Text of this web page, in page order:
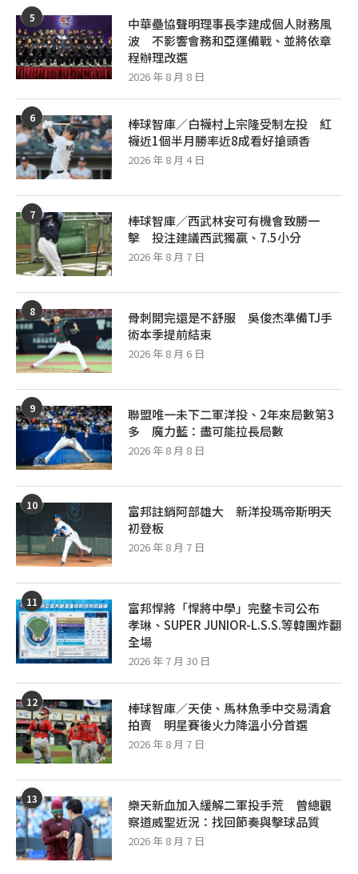
5
中華壘協聲明理事長李建成個人財務風
波 不影響會務和亞運備戰、並將依章
程辦理改選
2026 年 8 月 8 日
6
棒球智庫／白襪村上宗隆受制左投 紅
襪近1個半月勝率近8成看好搶頭香
2026 年 8 月 4 日
7
棒球智庫／西武林安可有機會致勝一
擊 投注建議西武獨贏、7.5小分
2026 年 8 月 7 日
8
骨刺開完還是不舒服 吳俊杰準備TJ手
術本季提前結束
2026 年 8 月 6 日
9
聯盟唯一未下二軍洋投、2年來局數第3
多 魔力藍：盡可能拉長局數
2026 年 8 月 8 日
10
富邦註銷阿部雄大 新洋投瑪帝斯明天
初登板
2026 年 8 月 7 日
11
富邦悍將「悍將中學」完整卡司公布
孝琳、SUPER JUNIOR-L.S.S.等韓團炸翻
全場
2026 年 7 月 30 日
12
棒球智庫／天使、馬林魚季中交易清倉
拍賣 明星賽後火力降溫小分首選
2026 年 8 月 7 日
13
樂天新血加入緩解二軍投手荒 曾總觀
察道威聖近況：找回節奏與擊球品質
2026 年 8 月 7 日